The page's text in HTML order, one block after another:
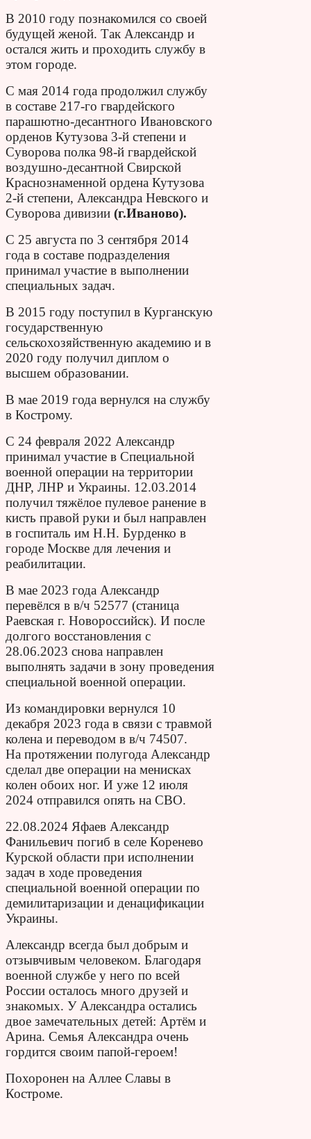
В 2010 году познакомился со своей
будущей женой. Так Александр и
остался жить и проходить службу в
этом городе.
С мая 2014 года продолжил службу
в составе 217-го гвардейского
парашютно-десантного Ивановского
орденов Кутузова 3-й степени и
Суворова полка 98-й гвардейской
воздушно-десантной Свирской
Краснознаменной ордена Кутузова
2-й степени, Александра Невского и
Суворова дивизии (г.Иваново).
С 25 августа по 3 сентября 2014
года в составе подразделения
принимал участие в выполнении
специальных задач.
В 2015 году поступил в Курганскую
государственную
сельскохозяйственную академию и в
2020 году получил диплом о
высшем образовании.
В мае 2019 года вернулся на службу
в Кострому.
С 24 февраля 2022 Александр
принимал участие в Специальной
военной операции на территории
ДНР, ЛНР и Украины. 12.03.2014
получил тяжёлое пулевое ранение в
кисть правой руки и был направлен
в госпиталь им Н.Н. Бурденко в
городе Москве для лечения и
реабилитации.
В мае 2023 года Александр
перевёлся в в/ч 52577 (станица
Раевская г. Новороссийск). И после
долгого восстановления с
28.06.2023 снова направлен
выполнять задачи в зону проведения
специальной военной операции.
Из командировки вернулся 10
декабря 2023 года в связи с травмой
колена и переводом в в/ч 74507.
На протяжении полугода Александр
сделал две операции на менисках
колен обоих ног. И уже 12 июля
2024 отправился опять на СВО.
22.08.2024 Яфаев Александр
Фанильевич погиб в селе Коренево
Курской области при исполнении
задач в ходе проведения
специальной военной операции по
демилитаризации и денацификации
Украины.
Александр всегда был добрым и
отзывчивым человеком. Благодаря
военной службе у него по всей
России осталось много друзей и
знакомых. У Александра остались
двое замечательных детей: Артём и
Арина. Семья Александра очень
гордится своим папой-героем!
Похоронен на Аллее Славы в
Костроме.